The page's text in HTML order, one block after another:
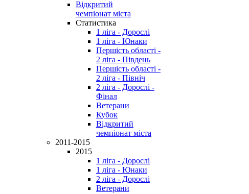
Відкритий
чемпіонат міста
Статистика
1 ліга - Дорослі
1 ліга - Юнаки
Першість області -
2 ліга - Південь
Першість області -
2 ліга - Північ
2 ліга - Дорослі -
Фінал
Ветерани
Кубок
Відкритий
чемпіонат міста
2011-2015
2015
1 ліга - Дорослі
1 ліга - Юнаки
2 ліга - Дорослі
Ветерани